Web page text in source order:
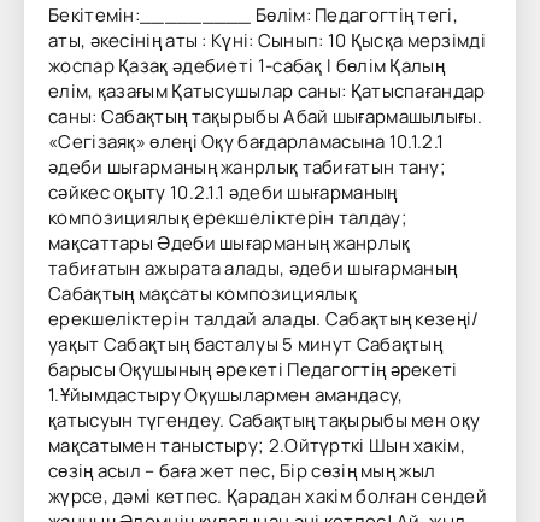
Бекітемін:_________ Бөлім: Педагогтің тегі,
аты, әкесінің аты : Күні: Сынып: 10 Қысқа мерзімді
жоспар Қазақ әдебиеті 1-сабақ І бөлім Қалың
елім, қазағым Қатысушылар саны: Қатыспағандар
саны: Сабақтың тақырыбы Абай шығармашылығы.
«Сегізаяқ» өлеңі Оқу бағдарламасына 10.1.2.1
әдеби шығарманың жанрлық табиғатын тану;
сәйкес оқыту 10.2.1.1 әдеби шығарманың
композициялық ерекшеліктерін талдау;
мақсаттары Әдеби шығарманың жанрлық
табиғатын ажырата алады, әдеби шығарманың
Сабақтың мақсаты композициялық
ерекшеліктерін талдай алады. Сабақтың кезеңі/
уақыт Сабақтың басталуы 5 минут Сабақтың
барысы Оқушының әрекеті Педагогтің әрекеті
1.Ұйымдастыру Оқушылармен амандасу,
қатысуын түгендеу. Сабақтың тақырыбы мен оқу
мақсатымен таныстыру; 2.Ойтүрткі Шын хакім,
сөзің асыл – баға жет пес, Бір сөзің мың жыл
жүрсе, дәмі кетпес. Қарадан хакім болған сендей